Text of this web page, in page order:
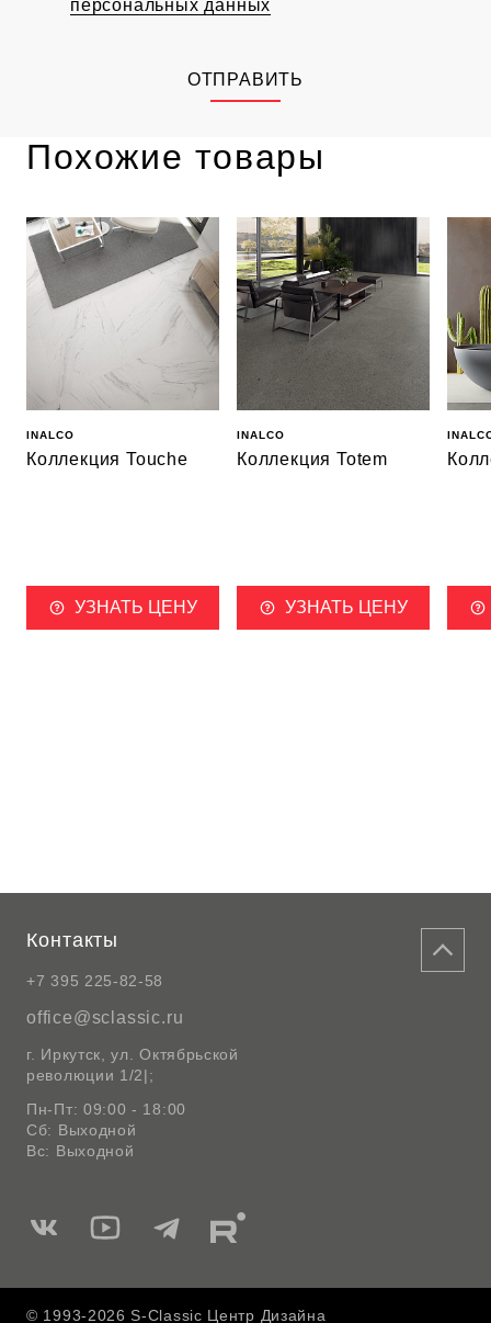
персональных данных
ОТПРАВИТЬ
Похожие товары
INALCO
Коллекция Touche
УЗНАТЬ ЦЕНУ
INALCO
Коллекция Totem
УЗНАТЬ ЦЕНУ
Контакты
+7 395 225-82-58
office@sclassic.ru
г. Иркутск, ул. Октябрьской
революции 1/2|;
Пн-Пт: 09:00 - 18:00
Сб: Выходной
Вс: Выходной
Мы
Вконтакте
Мы
Ютуб
Мы
Telegram
Мы
Rutube
© 1993-2026 S-Classic Центр Дизайна